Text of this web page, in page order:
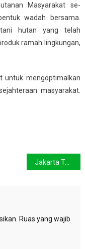
Masyarakat se-
wadah bersama.
hutan yang telah
ramah lingkungan,
untuk mengoptimalkan
masyarakat.
Jakarta Terancam Krisis Air Bersih
Ruas yang wajib